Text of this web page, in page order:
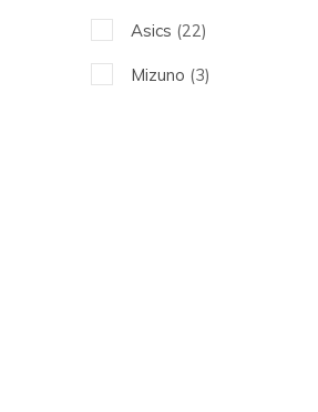
Asics (22)
Mizuno (3)